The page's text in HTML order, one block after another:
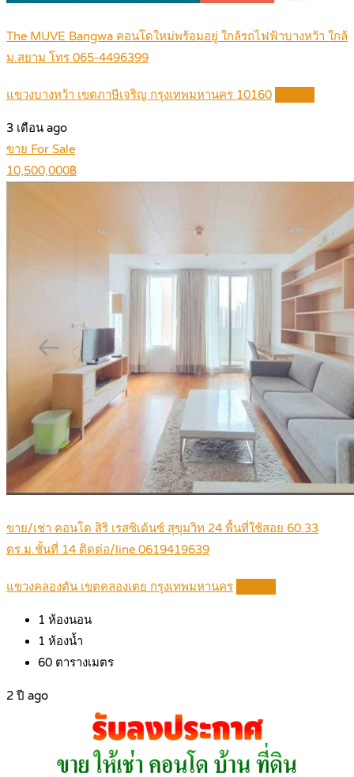
The MUVE Bangwa คอนโดใหม่พร้อมอยู่ ใกล้รถไฟฟ้าบางหว้า ใกล้
ม.สยาม โทร 065-4496399
แขวงบางหว้า เขตภาษีเจริญ กรุงเทพมหานคร 10160
3 เดือน ago
ขาย For Sale
10,500,000฿
ขาย/เช่า คอนโด สิริ เรสซิเด้นซ์ สุขุมวิท 24 พื้นที่ใช้สอย 60.33
ตร.ม.ชั้นที่ 14 ติดต่อ/line 0619419639
แขวงคลองตัน เขตคลองเตย กรุงเทพมหานคร
1 ห้องนอน
1 ห้องน้ำ
60 ตารางเมตร
2 ปี ago